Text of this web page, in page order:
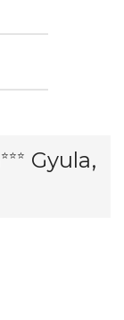
⭐⭐⭐ Gyula,